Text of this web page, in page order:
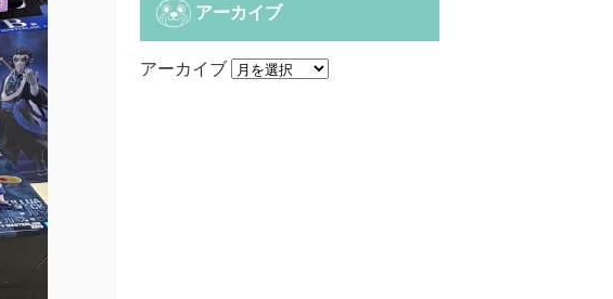
アーカイブ
アーカイブ